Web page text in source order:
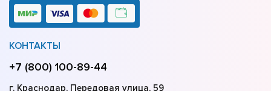
КОНТАКТЫ
+7 (800) 100-89-44
г. Краснодар, Передовая улица, 59